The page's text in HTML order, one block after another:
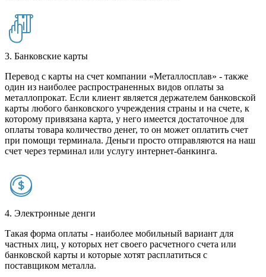
3. Банковские карты
Перевод с карты на счет компании «Металлосплав» - также
один из наиболее распространенных видов оплаты за
металлопрокат. Если клиент является держателем банковской
карты любого банковского учреждения страны и на счете, к
которому привязана карта, у него имеется достаточное для
оплаты товара количество денег, то он может оплатить счет
при помощи терминала. Деньги просто отправляются на наш
счет через терминал или услугу интернет-банкинга.
4. Электронные денги
Такая форма оплаты - наиболее мобильный вариант для
частных лиц, у которых нет своего расчетного счета или
банковской карты и которые хотят расплатиться с
поставщиком металла.